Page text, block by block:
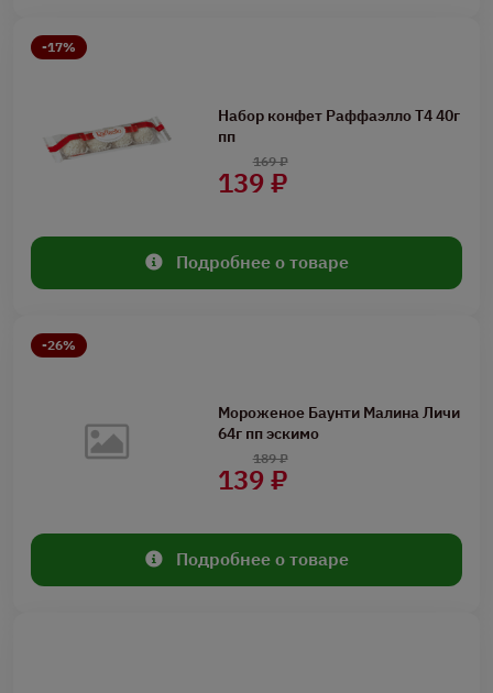
-17%
Набор конфет Раффаэлло Т4 40г
пп
139 ₽
169 ₽
Подробнее о товаре
-26%
Мороженое Баунти Малина Личи
64г пп эскимо
139 ₽
189 ₽
Подробнее о товаре